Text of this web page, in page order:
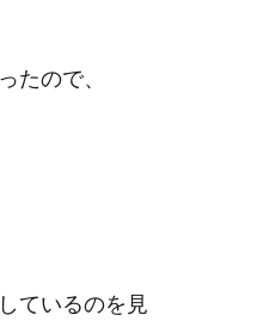
たので、
ているのを見